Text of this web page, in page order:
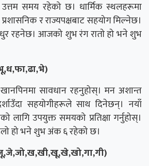
उत्तम समय रहेको छ। धार्मिक स्थलहरूमा
र राज्यपक्षबाट सहयोग मिल्नेछ।
रहनेछ। आजको शुभ रंग रातो हो भने शुभ
सावधान रहनुहोस्। मन अशान्त
सहयोगीहरूले साथ दिनेछन्। नयाँ
लागि उपयुक्त समयको प्रतिक्षा गर्नुहोस्।
हो भने शुभ अंक ६ रहेको छ।